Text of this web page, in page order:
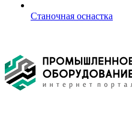
Станочная оснастка